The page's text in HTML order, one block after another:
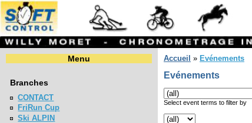
Menu
Branches
CONTACT
FriRun Cup
Ski ALPIN
Accueil » Evénements
Evénements
Select event terms to filter by